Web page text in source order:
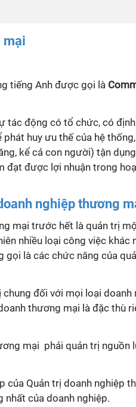
mại
tiếng Anh được gọi là
tác động có tổ chức, có
huy ưu thế của hệ
kể cả con người) tận
đạt được lợi nhuận trong
nghiệp thương
mại trước hết là quản trị
nhiều loại công việc khác
là các chức năng của
đối với mọi loại doanh
thương mại là đặc thù
mại phải quản trị nguồn
của Quản trị doanh nghiệp
nhất của doanh nghiệp.